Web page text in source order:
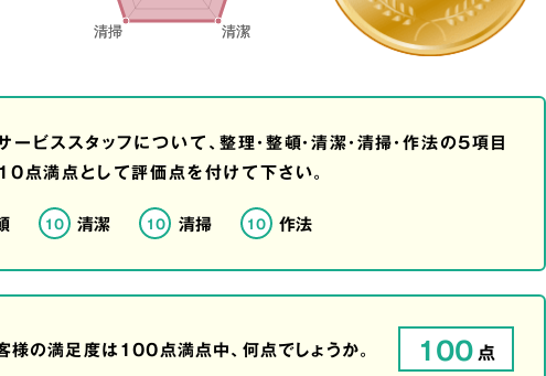
ビススタッフについて、整理・整頓・清潔・清掃・作法の5項目
点満点として評価点を付けて下さい。
10 清潔 10 清掃 10 作法
様の満足度は100点満点中、何点でしょうか。 100点